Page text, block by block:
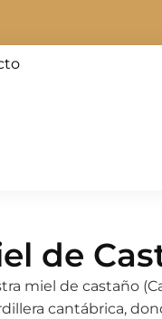
de
miel de castaño
cantábrica,